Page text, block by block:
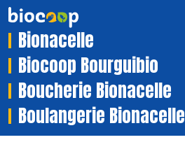
Bionacelle
Biocoop Bourguibio
Boucherie Bionacelle
Boulangerie Bionacelle